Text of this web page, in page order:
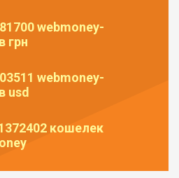
webmoney-
грн
webmoney-
usd
кошелек